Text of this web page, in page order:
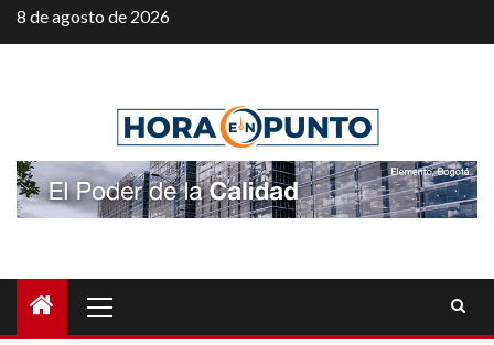
Saltar
al
8 de agosto de 2026
principal